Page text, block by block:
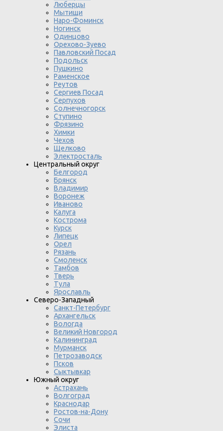
Люберцы
Мытищи
Наро-Фоминск
Ногинск
Одинцово
Орехово-Зуево
Павловский Посад
Подольск
Пушкино
Раменское
Реутов
Сергиев Посад
Серпухов
Солнечногорск
Ступино
Фрязино
Химки
Чехов
Щелково
Электросталь
Центральный округ
Белгород
Брянск
Владимир
Воронеж
Иваново
Калуга
Кострома
Курск
Липецк
Орел
Рязань
Смоленск
Тамбов
Тверь
Тула
Ярославль
Северо-Западный
Санкт-Петербург
Архангельск
Вологда
Великий Новгород
Калининград
Мурманск
Петрозаводск
Псков
Сыктывкар
Южный округ
Астрахань
Волгоград
Краснодар
Ростов-на-Дону
Сочи
Элиста